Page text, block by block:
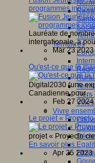
Santé
Territoires
Tiers
Villes
Vivre
programmes
Lauréate de
internationale, a
Mar 23 2023
Qu'est-ce que la
Digital2030 (une
Canadienne pour…
Feb 27 2024
Le projet «
projet « Proyecto
En savoir plus...
Apr 25 2023